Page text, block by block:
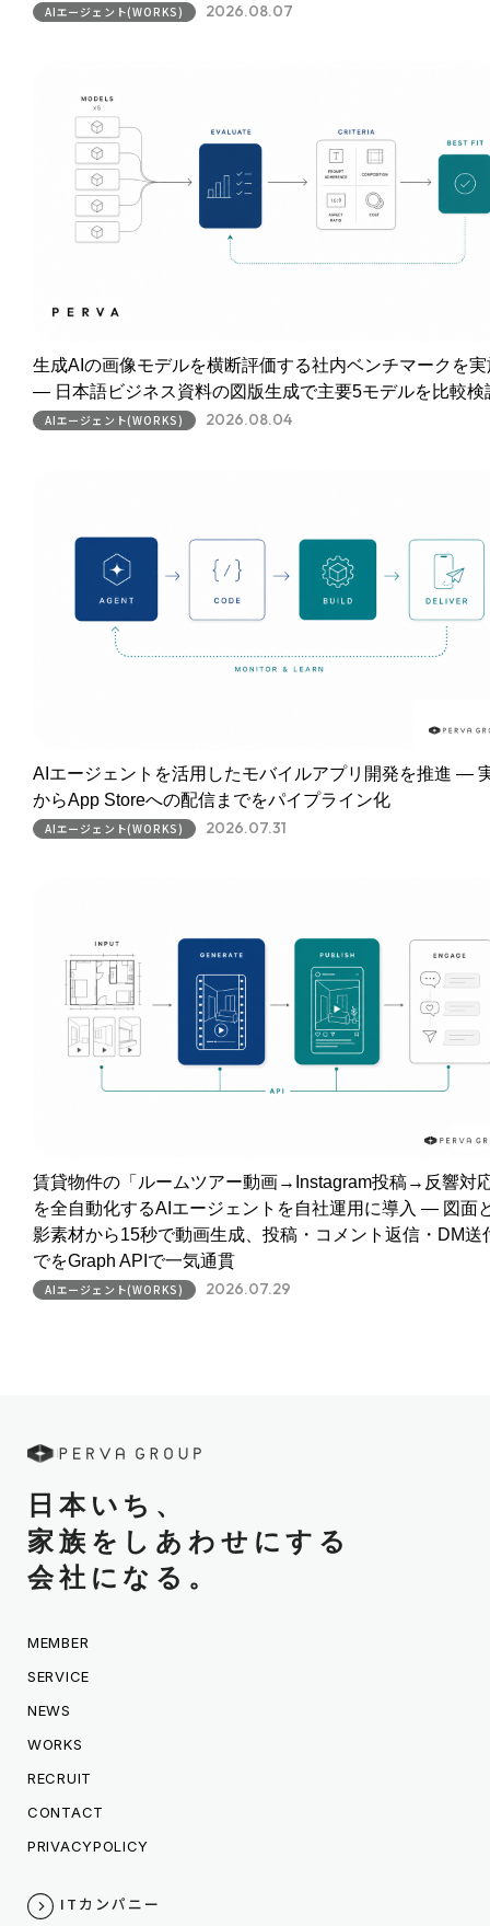
AIエージェント(WORKS) 2026.08.07
生成AIの画像モデルを横断評価する社内ベンチマークを実
― 日本語ビジネス資料の図版生成で主要5モデルを比較検
AIエージェント(WORKS) 2026.08.04
AIエージェントを活用したモバイルアプリ開発を推進 ―
からApp Storeへの配信までをパイプライン化
AIエージェント(WORKS) 2026.07.31
賃貸物件の「ルームツアー動画→Instagram投稿→反響対
を全自動化するAIエージェントを自社運用に導入 ― 図面
影素材から15秒で動画生成、投稿・コメント返信・DM送
でをGraph APIで一気通貫
AIエージェント(WORKS) 2026.07.29
日本いち、
家族をしあわせにする
会社になる。
MEMBER
SERVICE
NEWS
WORKS
RECRUIT
CONTACT
PRIVACYPOLICY
ITカンパニー